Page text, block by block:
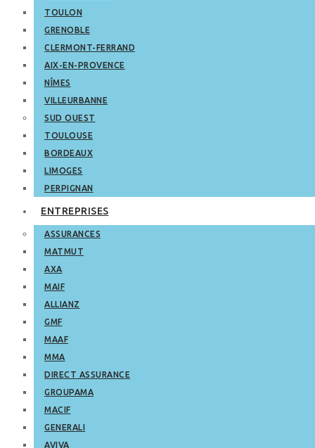
TOULON
GRENOBLE
CLERMONT-FERRAND
AIX-EN-PROVENCE
NÎMES
VILLEURBANNE
SUD OUEST
TOULOUSE
BORDEAUX
LIMOGES
PERPIGNAN
ENTREPRISES
ASSURANCES
MATMUT
AXA
MAIF
ALLIANZ
GMF
MAAF
MMA
DIRECT ASSURANCE
GROUPAMA
MACIF
GENERALI
AVIVA